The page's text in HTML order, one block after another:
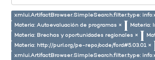
xmlui.ArtifactBrowser.SimpleSearch.filter.type:
Materia: Autoevaluación de programas ×
Materia:
Materia: Brechas y oportunidades regionales ×
Materia: http://purl.org/pe-repo/ocde/ford#5.03.01 ×
xmlui.ArtifactBrowser.SimpleSearch.filter.type: